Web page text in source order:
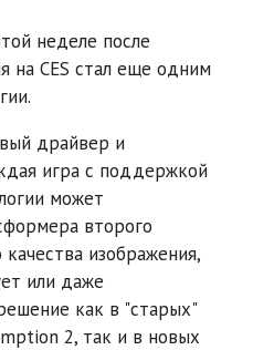
неделе после
на CES стал еще одним
драйвер и
игра с поддержкой
может
второго
изображения,
или даже
как в "старых"
2, так и в новых